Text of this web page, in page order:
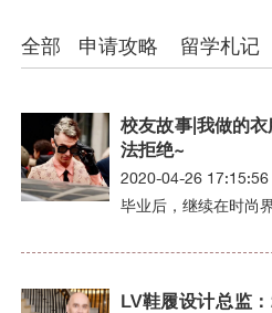
全部 申请攻略 留学札记
校友故事|我做的
法拒绝~
2020-04-26
毕业后，继续在时尚
LV鞋履设计总监